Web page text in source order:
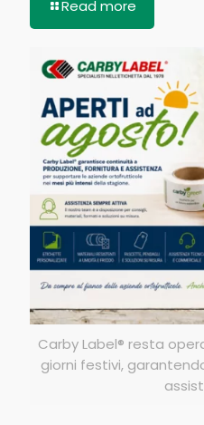
Read more
Carby Label® resta
giorni festivi,